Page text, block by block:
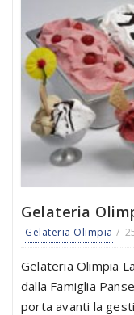
Gelateria
Gelateria Olimpia
Gelateria Olimpia
dalla Famiglia
porta avanti la